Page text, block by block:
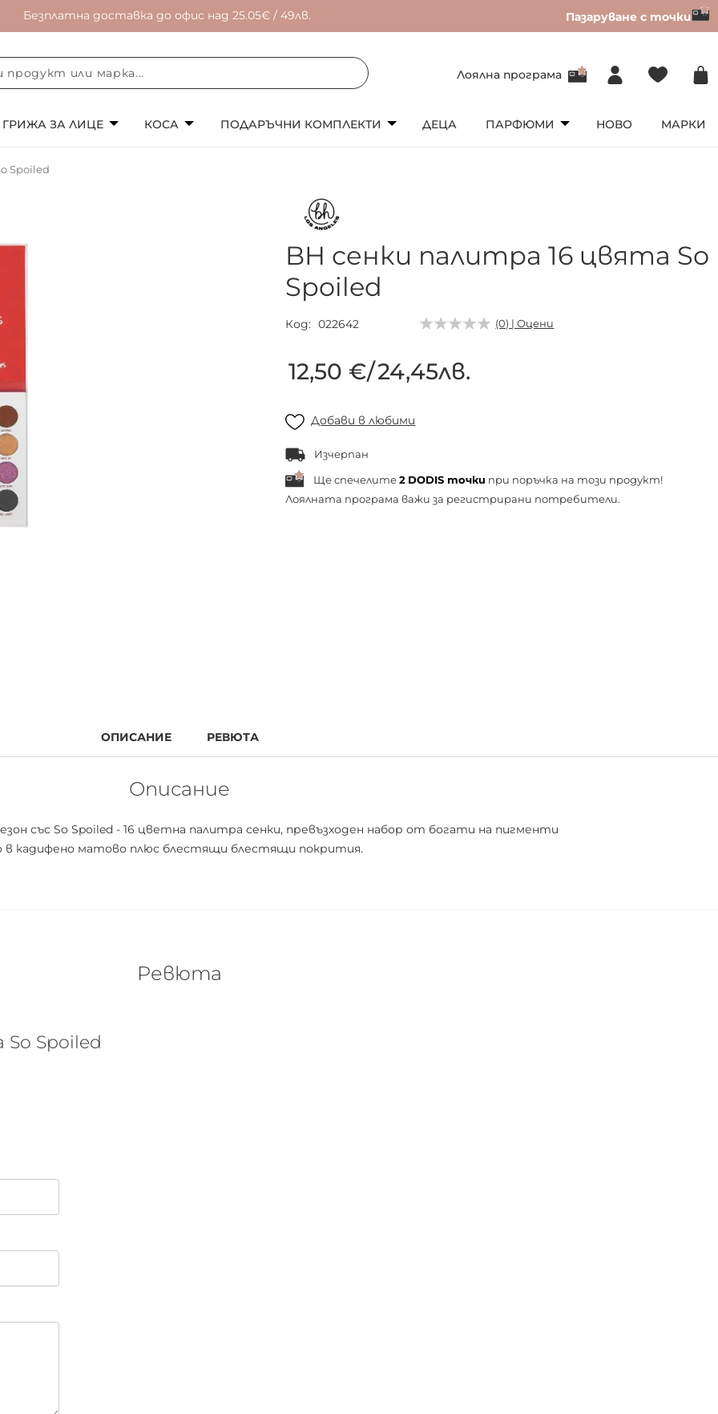
Безплатна доставка до офис над 25.05€ / 49лв. Пазаруване с точки
Лоялна програма
ГРИЖА ЗА ЛИЦЕ КОСА ПОДАРЪЧНИ КОМПЛЕКТИ ДЕЦА ПАРФЮМИ НОВО МАРКИ
Spoiled
BH сенки палитра 16 цвята So
Spoiled
Код 022642 (0) | Оцени
12,50 €/24,45лв.
Добави в любими
Изчерпан
Ще спечелите 2 DODIS точки при поръчка на този продукт!
Лоялната програма важи за регистрирани потребители.
ОПИСАНИЕ РЕВЮТА
Описание
със So Spoiled - 16 цветна палитра сенки, превъзходен набор от богати на пигменти
в кадифено матово плюс блестящи блестящи покрития.
Ревюта
Spoiled